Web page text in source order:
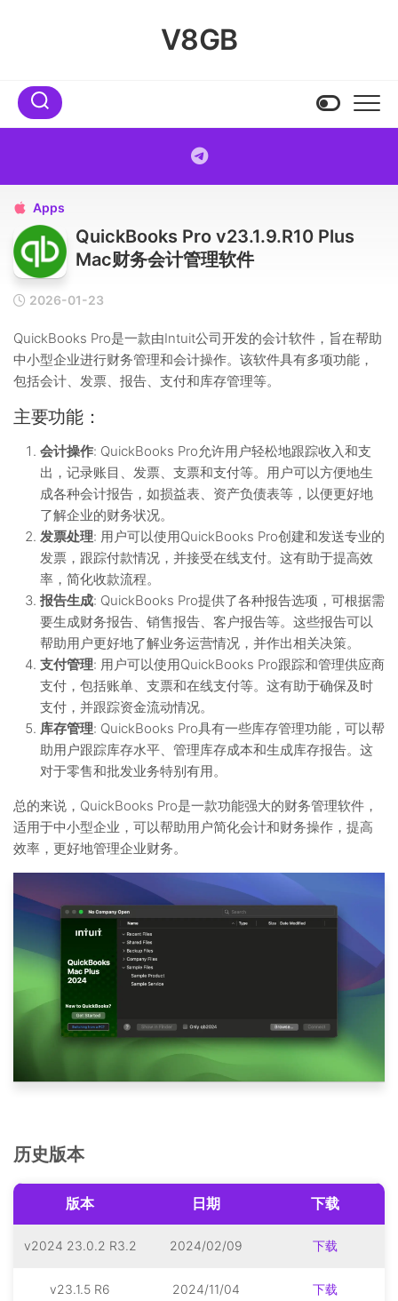
V8GB
 Apps
QuickBooks Pro v23.1.9.R10 Plus
Mac财务会计管理软件
2026-01-23
QuickBooks Pro是一款由Intuit公司开发的会计软件，旨在帮助
中小型企业进行财务管理和会计操作。该软件具有多项功能，
包括会计、发票、报告、支付和库存管理等。
主要功能：
会计操作: QuickBooks Pro允许用户轻松地跟踪收入和支
出，记录账目、发票、支票和支付等。用户可以方便地生
成各种会计报告，如损益表、资产负债表等，以便更好地
了解企业的财务状况。
发票处理: 用户可以使用QuickBooks Pro创建和发送专业的
发票，跟踪付款情况，并接受在线支付。这有助于提高效
率，简化收款流程。
报告生成: QuickBooks Pro提供了各种报告选项，可根据需
要生成财务报告、销售报告、客户报告等。这些报告可以
帮助用户更好地了解业务运营情况，并作出相关决策。
支付管理: 用户可以使用QuickBooks Pro跟踪和管理供应商
支付，包括账单、支票和在线支付等。这有助于确保及时
支付，并跟踪资金流动情况。
库存管理: QuickBooks Pro具有一些库存管理功能，可以帮
助用户跟踪库存水平、管理库存成本和生成库存报告。这
对于零售和批发业务特别有用。
总的来说，QuickBooks Pro是一款功能强大的财务管理软件，
适用于中小型企业，可以帮助用户简化会计和财务操作，提高
效率，更好地管理企业财务。
历史版本
版本 日期 下载
v2024 23.0.2 R3.2 2024/02/09 下载
v23.1.5 R6 2024/11/04 下载